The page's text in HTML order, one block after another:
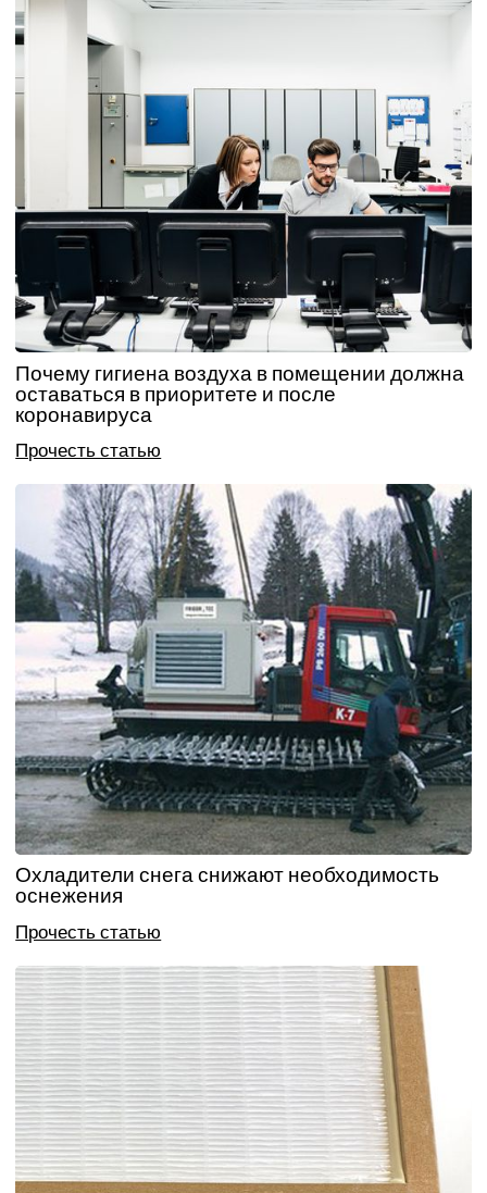
Почему гигиена воздуха в помещении должна
оставаться в приоритете и после
коронавируса
Прочесть статью
Охладители снега снижают необходимость
оснежения
Прочесть статью